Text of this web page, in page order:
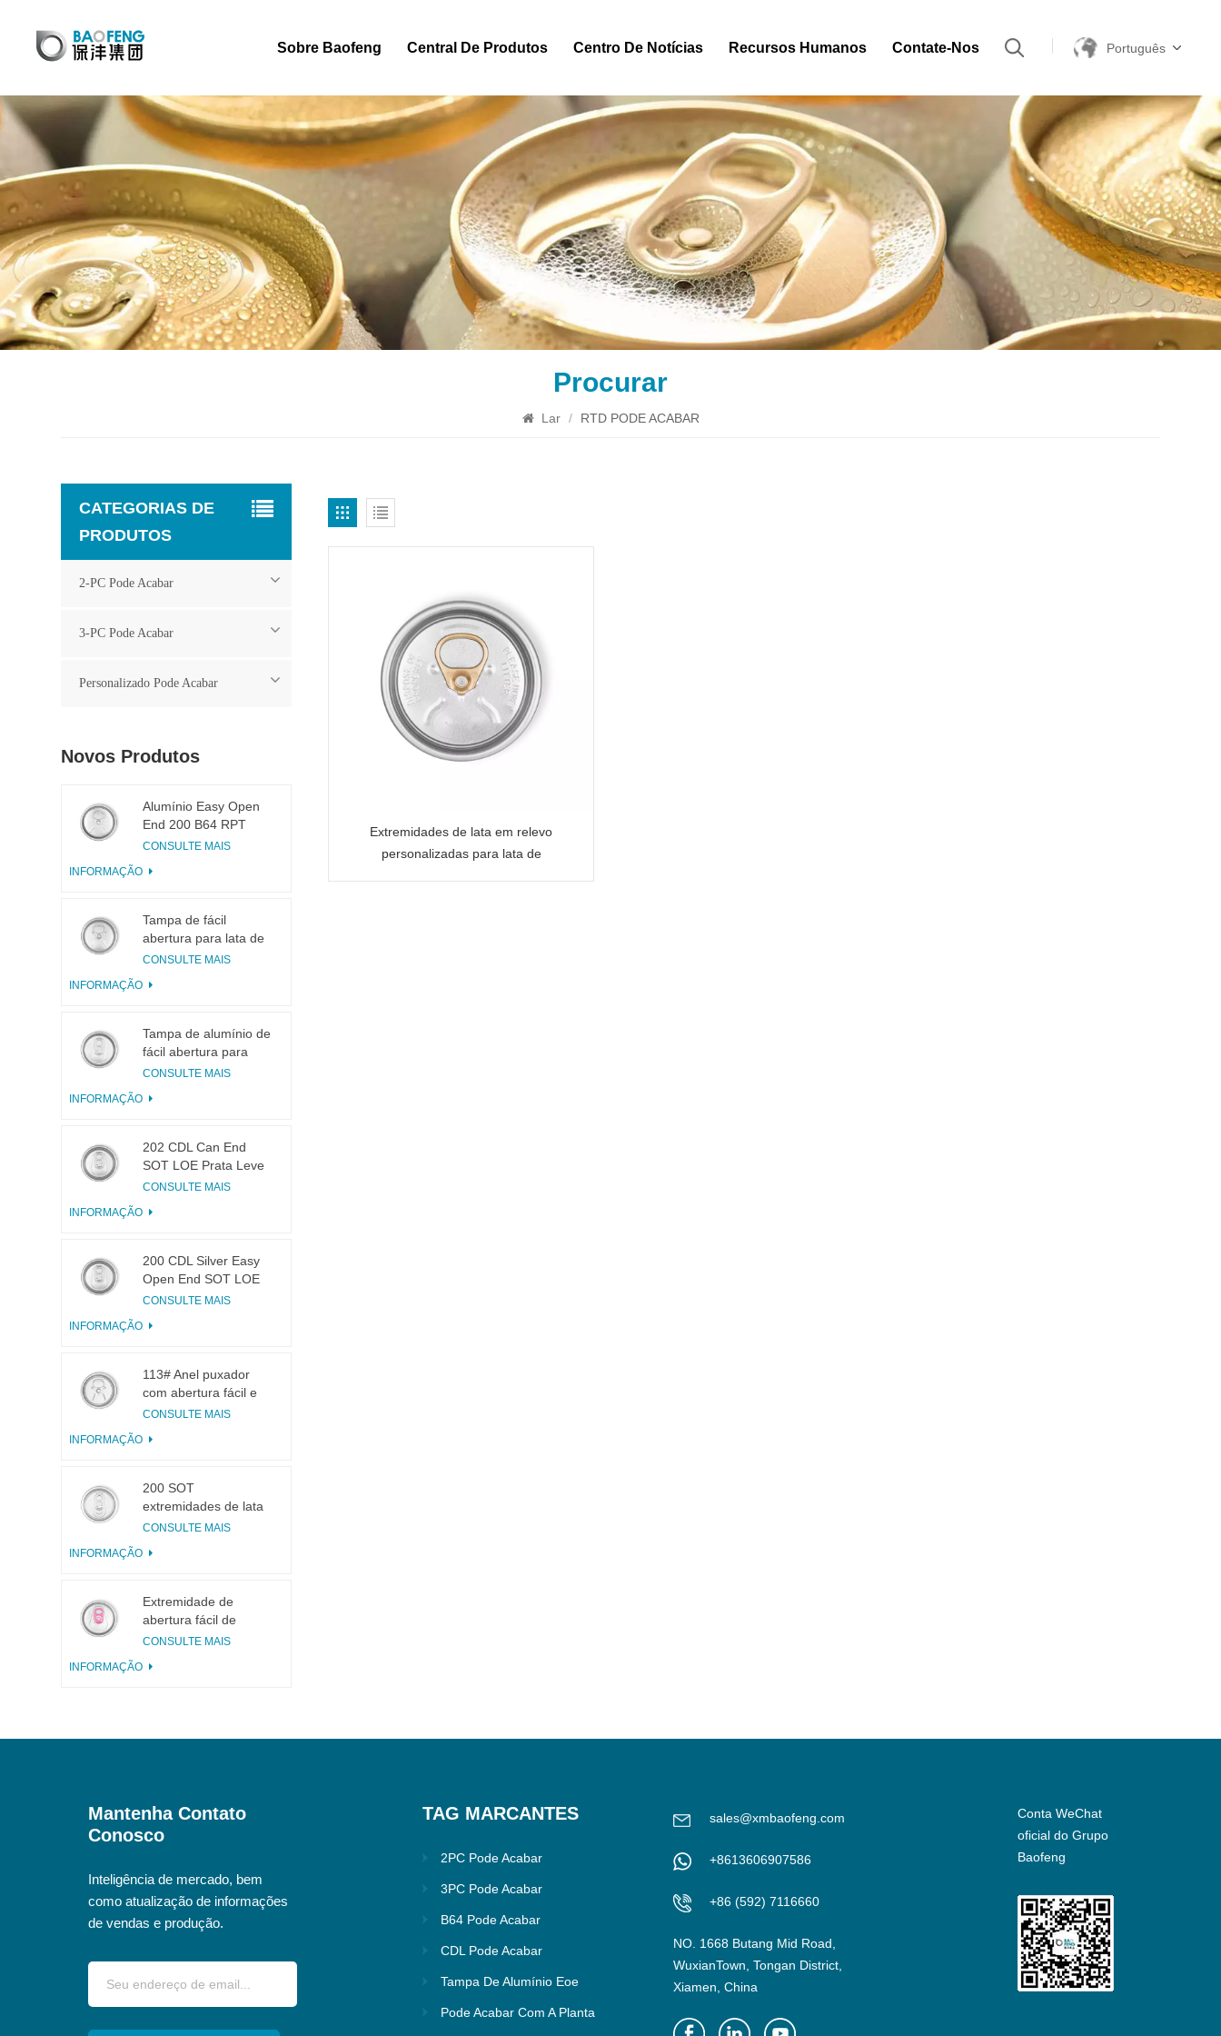
Sobre Baofeng Central De Produtos Centro De Notícias Recursos Humanos Contate-Nos Português
Procurar
Lar / RTD PODE ACABAR
Extremidades de lata em relevo
personalizadas para lata de
CATEGORIAS DE
PRODUTOS
2-PC Pode Acabar
3-PC Pode Acabar
Personalizado Pode Acabar
Novos Produtos
Alumínio Easy Open
End 200 B64 RPT
LOE
CONSULTE MAIS
INFORMAÇÃO
Tampa de fácil
abertura para lata de
bebidas 200 B64 RPT
CONSULTE MAIS
INFORMAÇÃO
Tampa de alumínio de
fácil abertura para
latas 200 B64 SOT
CONSULTE MAIS
INFORMAÇÃO
202 CDL Can End
SOT LOE Prata Leve
EOE
CONSULTE MAIS
INFORMAÇÃO
200 CDL Silver Easy
Open End SOT LOE
Epóxi
CONSULTE MAIS
INFORMAÇÃO
113# Anel puxador
com abertura fácil e
pequena abertura
CONSULTE MAIS
INFORMAÇÃO
200 SOT
extremidades de lata
de alumínio de 3
de alimentos e
CONSULTE MAIS
INFORMAÇÃO
Extremidade de
abertura fácil de
alumínio incisa com
CONSULTE MAIS
INFORMAÇÃO
Mantenha Contato
Conosco
Inteligência de mercado, bem
como atualização de informações
de vendas e produção.
TAG MARCANTES
2PC Pode Acabar
3PC Pode Acabar
B64 Pode Acabar
CDL Pode Acabar
Tampa De Alumínio Eoe
Pode Acabar Com A Planta
sales@xmbaofeng.com
+8613606907586
+86 (592) 7116660
NO. 1668 Butang Mid Road,
WuxianTown, Tongan District,
Xiamen, China
Conta WeChat
oficial do Grupo
Baofeng